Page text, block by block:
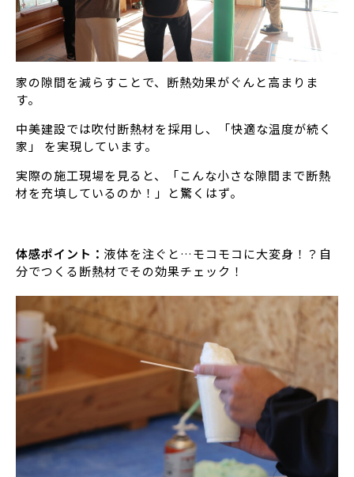
家の隙間を減らすことで、断熱効果がぐんと高まりま
す。
中美建設では吹付断熱材を採用し、「快適な温度が続く
家」 を実現しています。
実際の施工現場を見ると、「こんな小さな隙間まで断熱
材を充填しているのか！」と驚くはず。
体感ポイント： 液体を注ぐと…モコモコに大変身！？自
分でつくる断熱材でその効果チェック！